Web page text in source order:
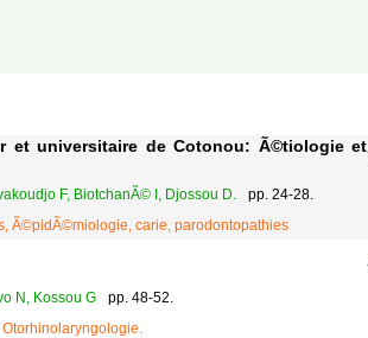
et universitaire de Cotonou: Ã©tiologie et
F, BiotchanÃ© I, Djossou D.
pp. 24-28.
Ã©pidÃ©miologie, carie, parodontopathies
N, Kossou G
pp. 48-52.